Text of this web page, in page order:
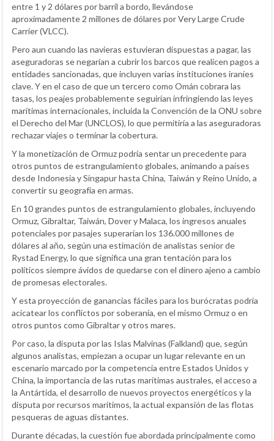
entre 1 y 2 dólares por barril a bordo, llevándose
aproximadamente 2 millones de dólares por Very Large Crude
Carrier (VLCC).
Pero aun cuando las navieras estuvieran dispuestas a pagar, las
aseguradoras se negarían a cubrir los barcos que realicen pagos a
entidades sancionadas, que incluyen varias instituciones iraníes
clave. Y en el caso de que un tercero como Omán cobrara las
tasas, los peajes probablemente seguirían infringiendo las leyes
marítimas internacionales, incluida la Convención de la ONU sobre
el Derecho del Mar (UNCLOS), lo que permitiría a las aseguradoras
rechazar viajes o terminar la cobertura.
Y la monetización de Ormuz podría sentar un precedente para
otros puntos de estrangulamiento globales, animando a países
desde Indonesia y Singapur hasta China, Taiwán y Reino Unido, a
convertir su geografía en armas.
En 10 grandes puntos de estrangulamiento globales, incluyendo
Ormuz, Gibraltar, Taiwán, Dover y Malaca, los ingresos anuales
potenciales por pasajes superarían los 136.000 millones de
dólares al año, según una estimación de analistas senior de
Rystad Energy, lo que significa una gran tentación para los
políticos siempre ávidos de quedarse con el dinero ajeno a cambio
de promesas electorales.
Y esta proyección de ganancias fáciles para los burócratas podría
acicatear los conflictos por soberanía, en el mismo Ormuz o en
otros puntos como Gibraltar y otros mares.
Por caso, la disputa por las Islas Malvinas (Falkland) que, según
algunos analistas, empiezan a ocupar un lugar relevante en un
escenario marcado por la competencia entre Estados Unidos y
China, la importancia de las rutas marítimas australes, el acceso a
la Antártida, el desarrollo de nuevos proyectos energéticos y la
disputa por recursos marítimos, la actual expansión de las flotas
pesqueras de aguas distantes.
Durante décadas, la cuestión fue abordada principalmente como